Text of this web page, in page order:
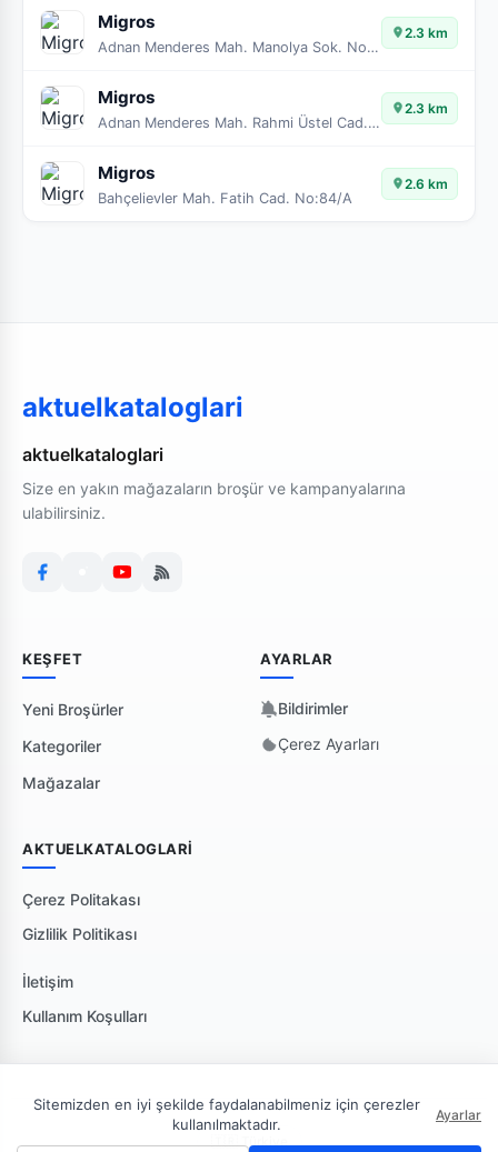
Migros
Adnan Menderes Mah. Manolya Sok. No:2A/9
2.3 km
Migros
Adnan Menderes Mah. Rahmi Üstel Cad. No:105
2.3 km
Migros
Bahçelievler Mah. Fatih Cad. No:84/A
2.6 km
aktuelkataloglari
aktuelkataloglari
Size en yakın mağazaların broşür ve kampanyalarına
ulabilirsiniz.
KEŞFET
Yeni Broşürler
Kategoriler
Mağazalar
AYARLAR
Bildirimler
Çerez Ayarları
AKTUELKATALOGLARI
Çerez Politakası
Gizlilik Politikası
İletişim
Kullanım Koşulları
Sitemizden en iyi şekilde faydalanabilmeniz için çerezler
kullanılmaktadır.
Ayarlar